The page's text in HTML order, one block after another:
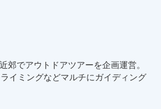
郊でアウトドアツアーを企画運営。
イミングなどマルチにガイディング